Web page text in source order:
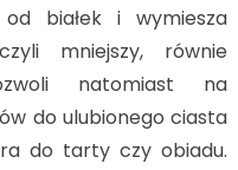
od białek i wymiesza
mniejszy, równie
natomiast na
do ulubionego ciasta
do tarty czy obiadu.